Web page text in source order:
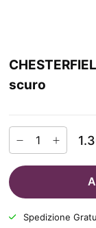
scuro
Spedizione